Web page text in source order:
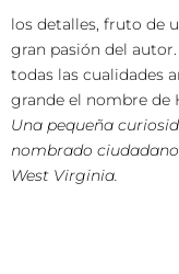
los detalles, fruto de
gran pasión del
todas las cualidades
grande el nombre de
Una pequeña
nombrado
West Virginia.